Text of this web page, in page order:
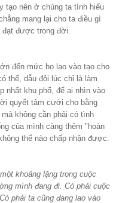
tạo nên ở chúng ta tính hiếu
mang lại cho ta điều gì
được trong đời.
đến mức họ lao vào tạo cho
thể, dẫu đôi lúc chỉ là làm
nhất khu phố, để ai nhìn vào
quyết tâm cưới cho bằng
không cần phải có tình
của mình càng thêm "hoàn
thể nào chấp nhận được.
khoảng lặng trong cuộc
mình đang đi. Có phải cuộc
phải ta cũng đang lao vào